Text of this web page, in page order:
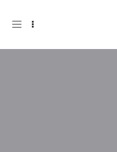
Toggle